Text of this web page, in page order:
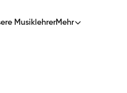
MusiklehrerMehr